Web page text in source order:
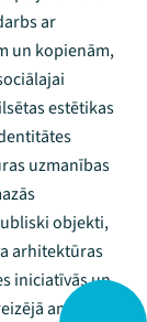
ar
un kopienām,
estētikas
uzmanības
objekti,
arhitektūras
iniciatīvās un
amata viņa